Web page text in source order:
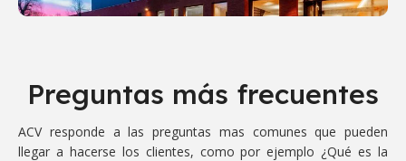
Preguntas más frecuentes
ACV responde a las preguntas mas comunes que pueden
llegar a hacerse los clientes, como por ejemplo ¿Qué es la